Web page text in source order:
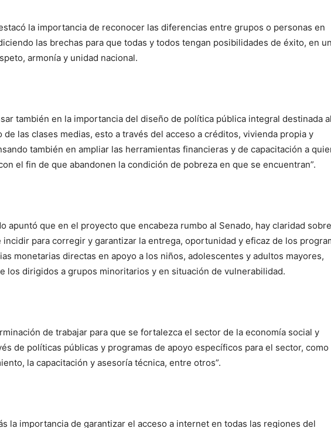
la importancia de reconocer las diferencias entre grupos o personas en
las brechas para que todas y todos tengan posibilidades de éxito, en un
armonía y unidad nacional.
también en la importancia del diseño de política pública integral destinada al
las clases medias, esto a través del acceso a créditos, vivienda propia y
también en ampliar las herramientas financieras y de capacitación a
el fin de que abandonen la condición de pobreza en que se encuentran”.
apuntó que en el proyecto que encabeza rumbo al Senado, hay claridad
incidir para corregir y garantizar la entrega, oportunidad y eficaz de los
monetarias directas en apoyo a los niños, adolescentes y adultos mayores,
los dirigidos a grupos minoritarios y en situación de vulnerabilidad.
de trabajar para que se fortalezca el sector de la economía social y
de políticas públicas y programas de apoyo específicos para el sector, como
la capacitación y asesoría técnica, entre otros”.
la importancia de garantizar el acceso a internet en todas las regiones del